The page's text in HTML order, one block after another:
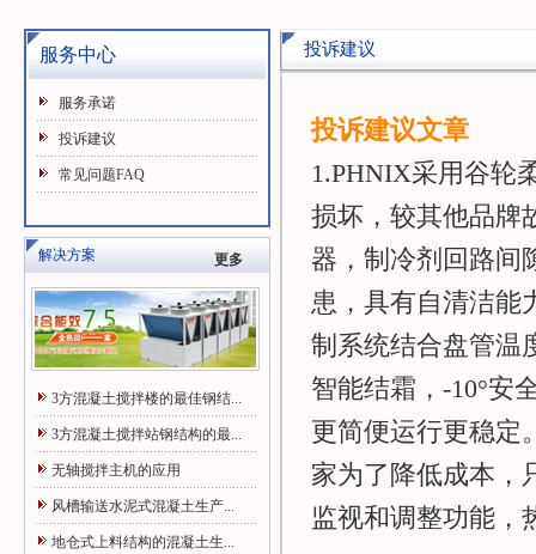
服务中心
服务承诺
投诉建议
常见问题FAQ
解决方案 更多
3方混凝土搅拌楼的最佳钢结...
3方混凝土搅拌站钢结构的最...
无轴搅拌主机的应用
风槽输送水泥式混凝土生产...
地仓式上料结构的混凝土生...
投诉建议
投诉建议文章
1.PHNIX采用谷轮
损坏，较其他品牌
器，制冷剂回路间
患，具有自清洁能
制系统结合盘管温
智能结霜，-10°安
更简便运行更稳定
家为了降低成本，
监视和调整功能，